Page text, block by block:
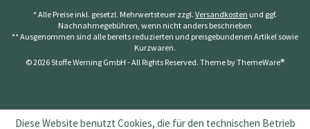
* Alle Preise inkl. gesetzl. Mehrwertsteuer zzgl. Versandkosten und ggf.
Nachnahmegebühren, wenn nicht anders beschrieben
** Ausgenommen sind alle bereits reduzierten und preisgebundenen Artikel sowie
Kurzwaren.
© 2026 Stoffe Werning GmbH - All Rights Reserved. Theme byThemeWare®
Diese Website benutzt Cookies, die für den technischen Betrieb